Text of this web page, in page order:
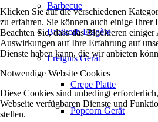
Barbecue
Brotkorb Etagère
Ereignis Gerät
Crepe Platte
Popcorn Gerät
Klicken Sie auf die verschiedenen
zu erfahren. Sie können auch einige Ihrer
Beachten Sie, dass das Blockieren
Auswirkungen auf Ihre Erfahrung auf
Dienste haben kann, die wir anbieten
Notwendige Website Cookies
Diese Cookies sind unbedingt
Webseite verfügbaren Dienste und
stellen.